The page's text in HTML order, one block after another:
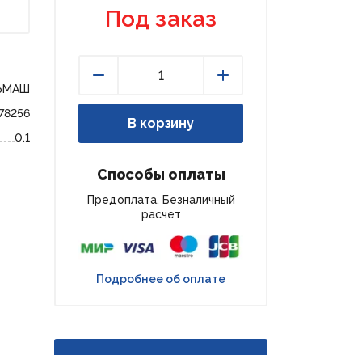
0.1
Под заказ
В корзину
Способы оплаты
Предоплата. Безналичный
расчет
Подробнее об оплате